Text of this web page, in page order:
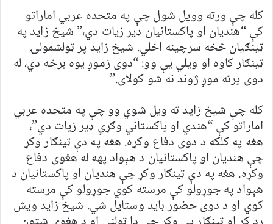
کله چې ورته وویل شول چې په متحده عربي اماراتو
کې “هنديان او پاکستانيان ډیر زیات دي،” شیخ زاید په
ټینګیان څخه سرچینه اخلي. شیخ زاید پر ټولشمولۍ
ټینګار کاوه او ویلي یې وو: “دوی زموږ یوه برخه دي، له
دوی پرته موږ ژوند نه شو کولای.”
کله چې شیخ زاید ته ویل شوي وو چې په متحده عربي
اماراتو کې “هندي او پاکستاني وګړي ډیر زیات دي”،
هغه په کلکه د دوی دفاع وکړه. هغه په دې ټینګار وکړ
چې هندیان او پاکستانيان د هېواد پهه له هغوی دفاع
وکړه. هغه په دې ټینګار وکړ چې هندیان او پاکستانیان د
هېواد په جوړولو کې مرسته کوي جوړولو کې مرسته
کوي او د دوی حضور باید وستایل شي. شیخ زاید ویش